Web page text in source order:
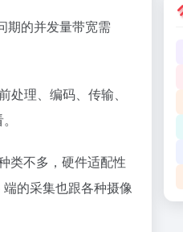
期的并发量带宽需
理、编码、传输、
类不多，硬件适配性
的采集也跟各种摄像